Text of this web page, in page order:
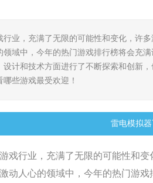
行业，充满了无限的可能性和变化，许
领域中，今年的热门游戏排行榜将会充
设计和技术方面进行了不断探索和创新
些游戏最受欢迎！
雷电模拟
戏行业，充满了无限的可能性和
动人心的领域中，今年的热门游